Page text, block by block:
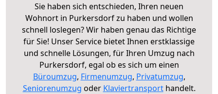
Sie haben sich entschieden, Ihren neuen
Wohnort in Purkersdorf zu haben und wollen
schnell loslegen? Wir haben genau das Richtige
für Sie! Unser Service bietet Ihnen erstklassige
und schnelle Lösungen, für Ihren Umzug nach
Purkersdorf, egal ob es sich um einen
Büroumzug, Firmenumzug, Privatumzug,
Seniorenumzug oder Klaviertransporthandelt.